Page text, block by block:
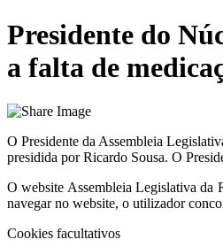
Presidente do
a falta de
O Presidente da Assembleia
presidida por Ricardo Sousa. O
O website Assembleia Legislativa
navegar no website, o utilizador
Cookies facultativos